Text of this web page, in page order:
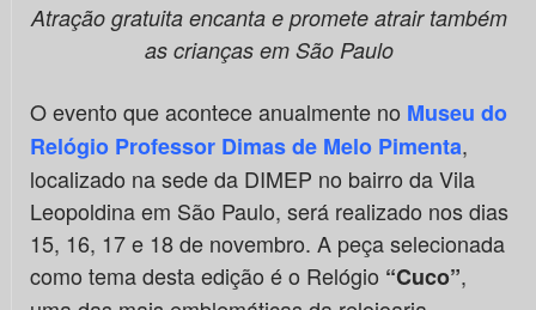
Atração gratuita encanta e promete atrair também
as crianças em São Paulo
O evento que acontece anualmente no Museu do
Relógio Professor Dimas de Melo Pimenta,
localizado na sede da DIMEP no bairro da Vila
Leopoldina em São Paulo, será realizado nos dias
15, 16, 17 e 18 de novembro. A peça selecionada
como tema desta edição é o Relógio “Cuco”,